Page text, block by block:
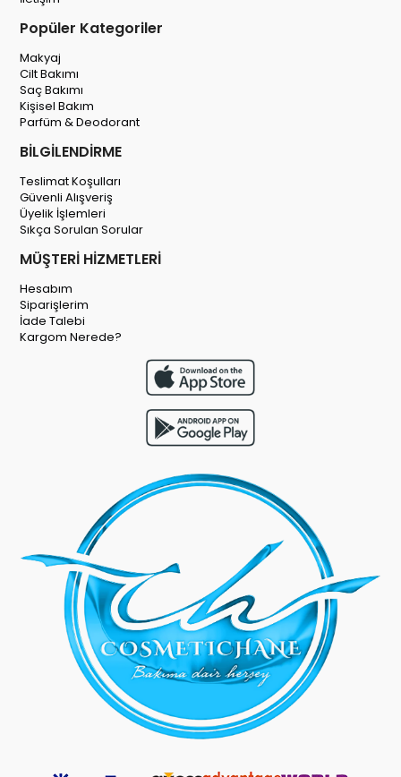
Popüler Kategoriler
Makyaj
Cilt Bakımı
Saç Bakımı
Kişisel Bakım
Parfüm & Deodorant
BİLGİLENDİRME
Teslimat Koşulları
Güvenli Alışveriş
Üyelik İşlemleri
Sıkça Sorulan Sorular
MÜŞTERİ HİZMETLERİ
Hesabım
Siparişlerim
İade Talebi
Kargom Nerede?